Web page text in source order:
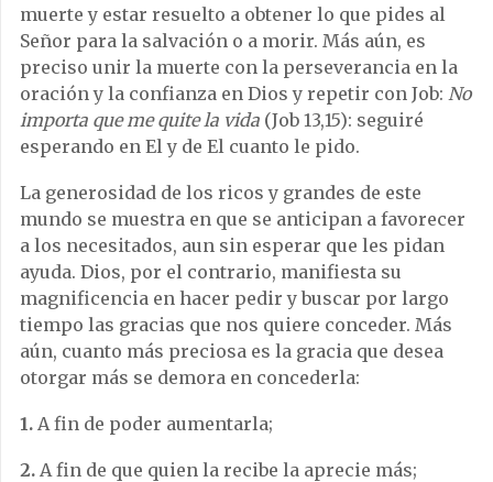
muerte y estar resuelto a obtener lo que pides al
Señor para la salvación o a morir. Más aún, es
preciso unir la muerte con la perseverancia en la
oración y la confianza en Dios y repetir con Job: No
importa que me quite la vida (Job 13,15): seguiré
esperando en El y de El cuanto le pido.
La generosidad de los ricos y grandes de este
mundo se muestra en que se anticipan a favorecer
a los necesitados, aun sin esperar que les pidan
ayuda. Dios, por el contrario, manifiesta su
magnificencia en hacer pedir y buscar por largo
tiempo las gracias que nos quiere conceder. Más
aún, cuanto más preciosa es la gracia que desea
otorgar más se demora en concederla:
1. A fin de poder aumentarla;
2. A fin de que quien la recibe la aprecie más;